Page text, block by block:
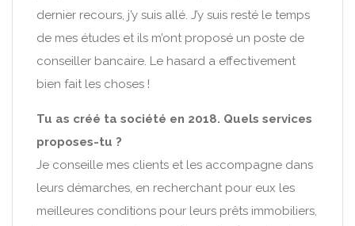
dernier recours, j’y suis allé. J’y suis resté le temps
de mes études et ils m’ont proposé un poste de
conseiller bancaire. Le hasard a effectivement
bien fait les choses !
Tu as créé ta société en 2018. Quels services
proposes-tu ?
Je conseille mes clients et les accompagne dans
leurs démarches, en recherchant pour eux les
meilleures conditions pour leurs prêts immobiliers,